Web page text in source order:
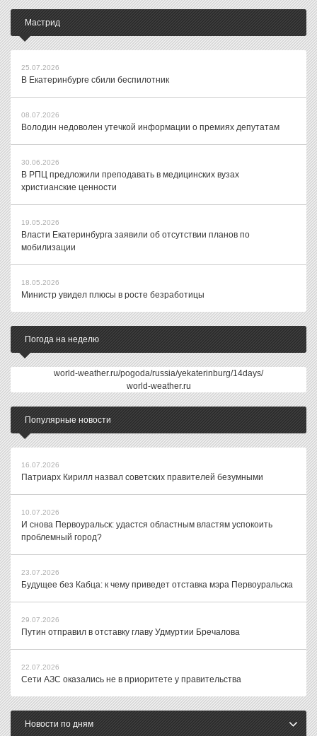
Мастрид
25.07.2026
В Екатеринбурге сбили беспилотник
08.07.2026
Володин недоволен утечкой информации о премиях депутатам
30.06.2026
В РПЦ предложили преподавать в медицинских вузах
христианские ценности
19.05.2026
Власти Екатеринбурга заявили об отсутствии планов по
мобилизации
18.05.2026
Министр увидел плюсы в росте безработицы
Погода на неделю
world-weather.ru/pogoda/russia/yekaterinburg/14days/
world-weather.ru
Популярные новости
16.07.2026
Патриарх Кирилл назвал советских правителей безумными
10.07.2026
И снова Первоуральск: удастся областным властям успокоить
проблемный город?
23.07.2026
Будущее без Кабца: к чему приведет отставка мэра Первоуральска
29.07.2026
Путин отправил в отставку главу Удмуртии Бречалова
22.07.2026
Сети АЗС оказались не в приоритете у правительства
Новости по дням